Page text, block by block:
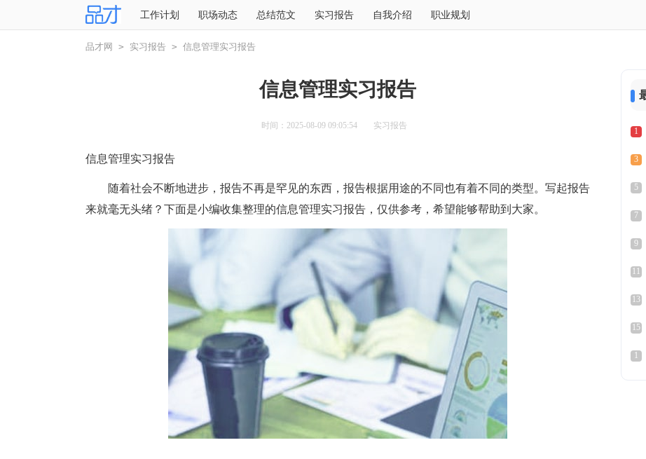
工作计划 职场动态 总结范文 实习报告 自我介绍 职业规划
品才网 > 实习报告 > 信息管理实习报告
信息管理实习报告
时间：2025-08-09 09:05:54 实习报告
信息管理实习报告
随着社会不断地进步，报告不再是罕见的东西，报告根据用途的不同也有着不同的类型。写起报告
来就毫无头绪？下面是小编收集整理的信息管理实习报告，仅供参考，希望能够帮助到大家。
字
笔